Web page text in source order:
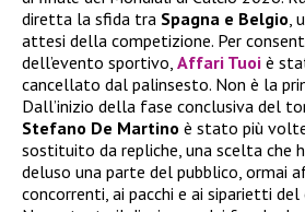
diretta la sfida tra Spagna e Belgio,
attesi della competizione. Per
dell’evento sportivo, Affari Tuoi è
cancellato dal palinsesto. Non è la
Dall’inizio della fase conclusiva del
Stefano De Martino è stato più
sostituito da repliche, una scelta che
deluso una parte del pubblico, ormai
concorrenti, ai pacchi e ai siparietti